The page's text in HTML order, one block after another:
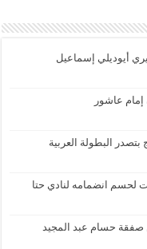
أيوديلي إسماعيل
عاشور
لحسم انضمامه لنادي حتا
صفقة حسام عبد المجيد